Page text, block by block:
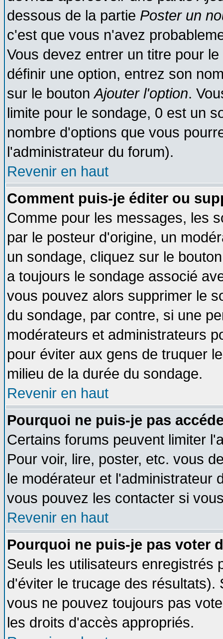
dessous de la partie Poster un
c'est que vous n'avez
Vous devez entrer un titre pour
définir une option, entrez son
sur le boutonAjouter l'option.
limite pour le sondage, 0 est un
nombre d'options que vous
l'administrateur du forum).
Revenir en haut
Comment puis-je éditer ou
Comme pour les messages, les
par le posteur d'origine, un
un sondage, cliquez sur le
a toujours le sondage associé
vous pouvez alors supprimer le
du sondage, par contre, si une
modérateurs et administrateurs
pour éviter aux gens de truquer
milieu de la durée du sondage.
Revenir en haut
Pourquoi ne puis-je pas
Certains forums peuvent limiter
Pour voir, lire, poster, etc. vous
le modérateur et l'administrateur
vous pouvez les contacter si
Revenir en haut
Pourquoi ne puis-je pas voter
Seuls les utilisateurs enregistrés
d'éviter le trucage des
vous ne pouvez toujours pas
les droits d'accès appropriés.